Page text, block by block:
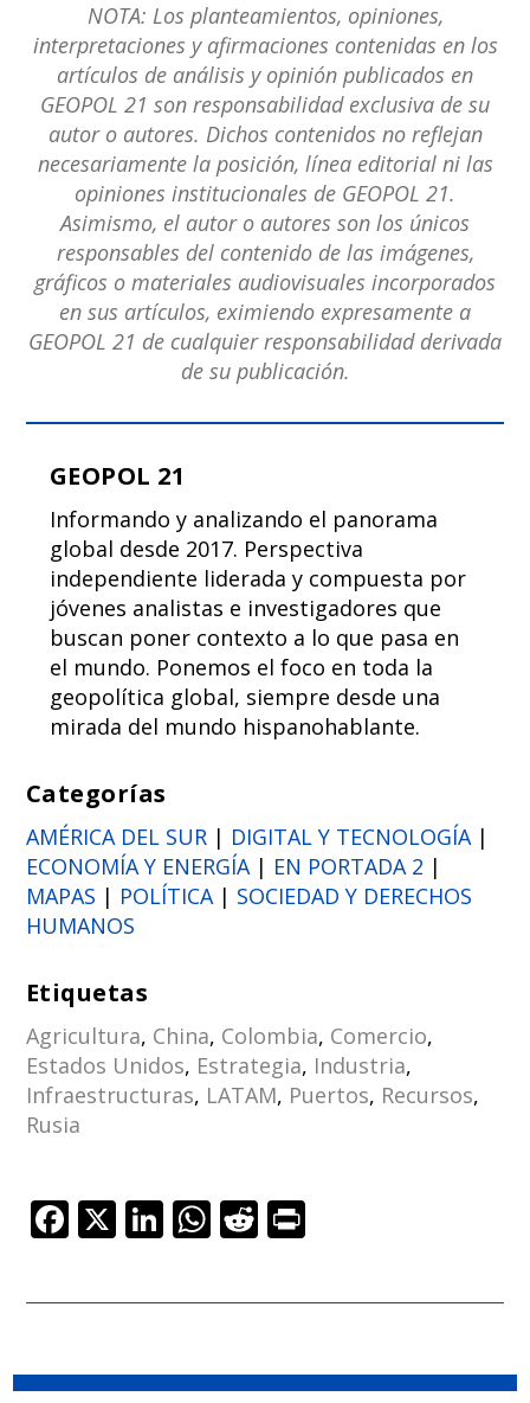
NOTA: Los planteamientos, opiniones,
interpretaciones y afirmaciones contenidas en los
artículos de análisis y opinión publicados en
GEOPOL 21 son responsabilidad exclusiva de su
autor o autores. Dichos contenidos no reflejan
necesariamente la posición, línea editorial ni las
opiniones institucionales de GEOPOL 21.
Asimismo, el autor o autores son los únicos
responsables del contenido de las imágenes,
gráficos o materiales audiovisuales incorporados
en sus artículos, eximiendo expresamente a
GEOPOL 21 de cualquier responsabilidad derivada
de su publicación.
GEOPOL 21
Informando y analizando el panorama
global desde 2017. Perspectiva
independiente liderada y compuesta por
jóvenes analistas e investigadores que
buscan poner contexto a lo que pasa en
el mundo. Ponemos el foco en toda la
geopolítica global, siempre desde una
mirada del mundo hispanohablante.
Categorías
AMÉRICA DEL SUR| DIGITAL Y TECNOLOGÍA|
ECONOMÍA Y ENERGÍA| EN PORTADA 2 |
MAPAS | POLÍTICA| SOCIEDAD Y DERECHOS
HUMANOS
Etiquetas
Agricultura, China, Colombia, Comercio,
Estados Unidos, Estrategia, Industria,
Infraestructuras, LATAM, Puertos, Recursos,
Rusia
F
e
o
X Li
k
dI
W
at
A
R
d
t
Pr
t